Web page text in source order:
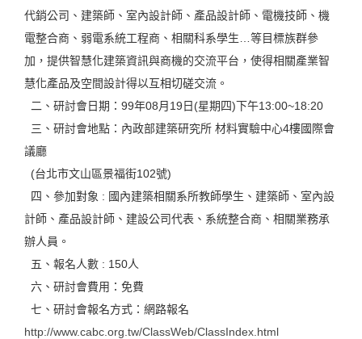
代銷公司、建築師、室內設計師、產品設計師、電機技師、機
電整合商、弱電系統工程商、相關科系學生…等目標族群參
加，提供智慧化建築資訊與商機的交流平台，使得相關產業智
慧化產品及空間設計得以互相切磋交流。
二、研討會日期：99年08月19日(星期四)下午13:00~18:20
三、研討會地點：內政部建築研究所 材料實驗中心4樓國際會
議廳
(台北市文山區景福街102號)
四、參加對象 : 國內建築相關系所教師學生、建築師、室內設
計師、產品設計師、建設公司代表、系統整合商、相關業務承
辦人員。
五、報名人數 : 150人
六、研討會費用：免費
七、研討會報名方式：網路報名
http://www.cabc.org.tw/ClassWeb/ClassIndex.html